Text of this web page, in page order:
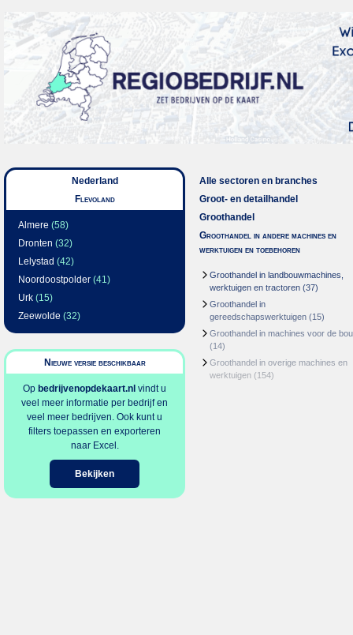
Nederland
Flevoland
Almere (58)
Dronten (32)
Lelystad (42)
Noordoostpolder (41)
Urk (15)
Zeewolde (32)
Nieuwe versie beschikbaar
Op bedrijvenopdekaart.nl vindt u
veel meer informatie per bedrijf en
veel meer bedrijven. Ook kunt u
filters toepassen en exporteren
naar Excel.
Bekijken
Alle sectoren en branches
Groot- en detailhandel
Groothandel
Groothandel in andere machines en
werktuigen en toebehoren
Groothandel in landbouwmachines,
werktuigen en tractoren (37)
Groothandel in
gereedschapswerktuigen (15)
Groothandel in machines voor de
(14)
Groothandel in overige machines en
werktuigen (154)